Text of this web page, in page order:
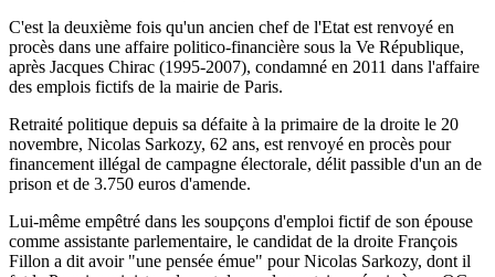
C'est la deuxième fois qu'un ancien chef de l'Etat est renvoyé en
procès dans une affaire politico-financière sous la Ve République,
après Jacques Chirac (1995-2007), condamné en 2011 dans l'affaire
des emplois fictifs de la mairie de Paris.
Retraité politique depuis sa défaite à la primaire de la droite le 20
novembre, Nicolas Sarkozy, 62 ans, est renvoyé en procès pour
financement illégal de campagne électorale, délit passible d'un an de
prison et de 3.750 euros d'amende.
Lui-même empêtré dans les soupçons d'emploi fictif de son épouse
comme assistante parlementaire, le candidat de la droite François
Fillon a dit avoir "une pensée émue" pour Nicolas Sarkozy, dont il